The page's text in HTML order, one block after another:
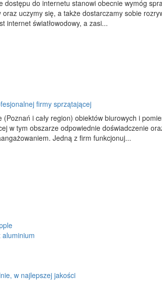
dostępu do internetu stanowi obecnie wymóg
oraz uczymy się, a także dostarczamy sobie
internet światłowodowy, a zasi...
firmy sprzątającej
(Poznań i cały region) obiektów biurowych i
w tym obszarze odpowiednie doświadczenie
Jedną z firm funkcjonuj...
w najlepszej jakości